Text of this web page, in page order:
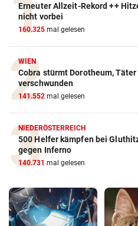
Erneuter Allzeit-Rekord ++
nicht vorbei
160.325 mal gelesen
WIEN
Cobra stürmt Dorotheum,
verschwunden
141.552 mal gelesen
NIEDERÖSTERREICH
500 Helfer kämpfen bei
gegen Inferno
140.731 mal gelesen